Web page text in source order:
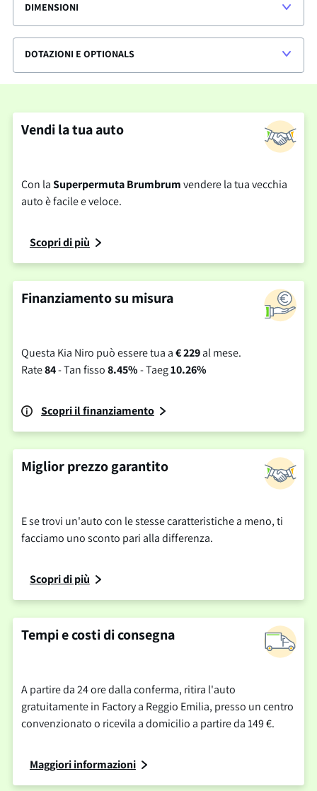
DIMENSIONI
DOTAZIONI E OPTIONALS
Vendi la tua auto
Con laSuperpermuta Brumbrumvendere la tua vecchia
auto è facile e veloce.
Scopri di più
Finanziamento su misura
Questa Kia Niro può essere tua a€ 229al mese.
Rate84- Tan fisso8.45%- Taeg10.26%
Scopri il finanziamento
Miglior prezzo garantito
E se trovi un'auto con le stesse caratteristiche a meno, ti
facciamo uno sconto pari alla differenza.
Scopri di più
Tempi e costi di consegna
A partire da 24 ore dalla conferma, ritira l'auto
gratuitamente in Factory a Reggio Emilia, presso un centro
convenzionato o ricevila a domicilio a partire da 149 €.
Maggiori informazioni